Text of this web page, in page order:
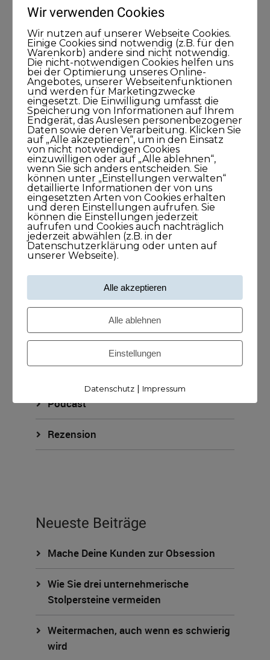
Kategorien
Blog
KUNDISCHgedacht
KUNDISCHimpuls
KUNDISCHkonkret
KUNDISCHleben
KUNDISCHpositioniert
KUNDISCHstory
KUNDISCHverkauf
KUNDISCHzukunft
Podcast
Rezension
Neueste Beiträge
Mache Deine Kunden zur Obsession
Wie Sie drei unternehmerische
Stolpersteine vermeiden
Weitermachen, auch wenn es schwierig
wird
Wir verwenden Cookies
Wir nutzen auf unserer Webseite Cookies.
Einige Cookies sind notwendig (z.B. für den
Warenkorb) andere sind nicht notwendig.
Die nicht-notwendigen Cookies helfen uns
bei der Optimierung unseres Online-
Angebotes, unserer Webseitenfunktionen
und werden für Marketingzwecke
eingesetzt. Die Einwilligung umfasst die
Speicherung von Informationen auf Ihrem
Endgerät, das Auslesen personenbezogener
Daten sowie deren Verarbeitung. Klicken Sie
auf „Alle akzeptieren“, um in den Einsatz
von nicht notwendigen Cookies
einzuwilligen oder auf „Alle ablehnen“,
wenn Sie sich anders entscheiden. Sie
können unter „Einstellungen verwalten“
detaillierte Informationen der von uns
eingesetzten Arten von Cookies erhalten
und deren Einstellungen aufrufen. Sie
können die Einstellungen jederzeit
aufrufen und Cookies auch nachträglich
jederzeit abwählen (z.B. in der
Datenschutzerklärung oder unten auf
unserer Webseite).
Alle akzeptieren
Alle ablehnen
Einstellungen
Datenschutz| Impressum